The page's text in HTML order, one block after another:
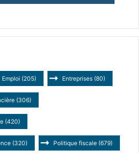
Emploi (205) Entreprises (80)
(306)
(420)
(320) Politique fiscale (679)